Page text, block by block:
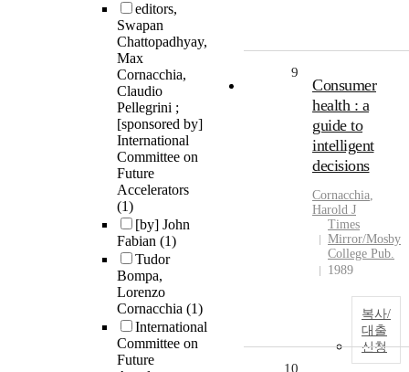
editors,
Swapan
Chattopadhyay,
Max
Cornacchia,
Claudio
Pellegrini ;
[sponsored by]
International
Committee on
Future
Accelerators
(1)
[by] John
Fabian (1)
Tudor
Bompa,
Lorenzo
Cornacchia (1)
International
Committee on
Future
9
Consumer
health : a
guide to
intelligent
decisions
Cornacchia,
Harold J
Times
Mirror/Mosby
College Pub.
1989
복사/
대출
신청
10